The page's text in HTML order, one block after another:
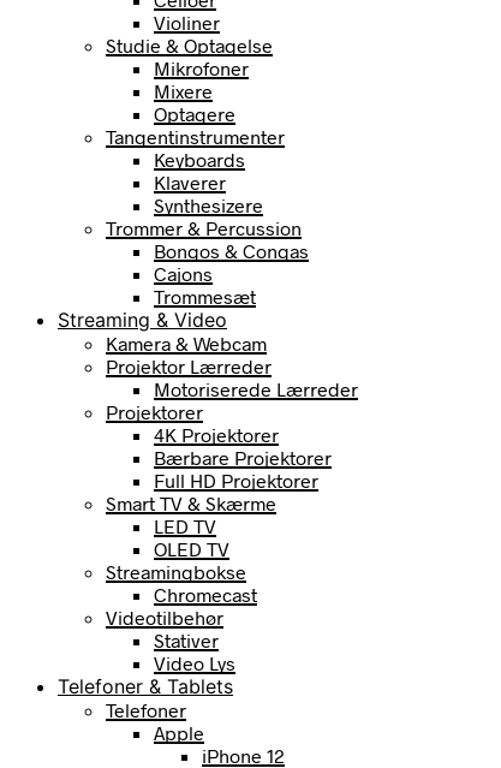
Violiner
Studie & Optagelse
Mikrofoner
Mixere
Optagere
Tangentinstrumenter
Keyboards
Klaverer
Synthesizere
Trommer & Percussion
Bongos & Congas
Cajons
Trommesæt
Streaming & Video
Kamera & Webcam
Projektor Lærreder
Motoriserede Lærreder
Projektorer
4K Projektorer
Bærbare Projektorer
Full HD Projektorer
Smart TV & Skærme
LED TV
OLED TV
Streamingbokse
Chromecast
Videotilbehør
Stativer
Video Lys
Telefoner & Tablets
Telefoner
Apple
iPhone 12